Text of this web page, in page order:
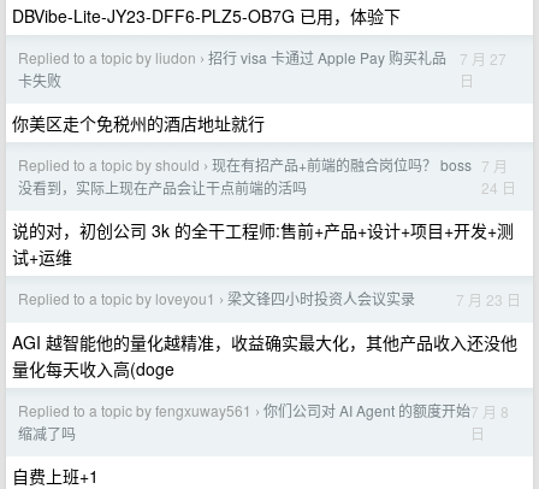
DBVibe-Lite-JY23-DFF6-PLZ5-OB7G 已用，体验下
Replied to a topic by liudon › 招行 visa 卡通过 Apple Pay 购买礼品
卡失败
7 月 27
日
你美区走个免税州的酒店地址就行
Replied to a topic by should › 现在有招产品+前端的融合岗位吗？ boss
没看到，实际上现在产品会让干点前端的活吗
7 月
24 日
说的对，初创公司 3k 的全干工程师:售前+产品+设计+项目+开发+测
试+运维
Replied to a topic by loveyou1 › 梁文锋四小时投资人会议实录 7 月 23 日
AGI 越智能他的量化越精准，收益确实最大化，其他产品收入还没他
量化每天收入高(doge
Replied to a topic by fengxuway561 › 你们公司对 AI Agent 的额度开始
缩减了吗
7 月 8
日
自费上班+1